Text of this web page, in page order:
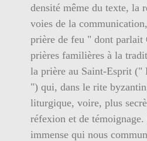
densité même du texte, la
voies de la
prière de feu " dont parlait
prières familières à la
la prière au Saint-Esprit ("
") qui, dans le rite
liturgique, voire, plus
réfexion et de
immense qui nous